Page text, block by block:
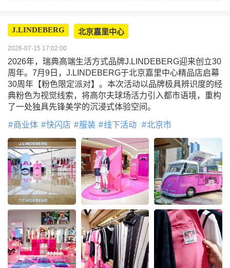
J.LINDEBERG 北京嘉里中心
2026-07-15 17:02:00
2026年，瑞典高端生活方式品牌J.LINDEBERG迎来创立30
周年。7月9日，J.LINDEBERG于北京嘉里中心精品店启幕
30周年【粉色限定派对】。本次活动以品牌极具辨识度的经
典粉色为视觉线索，将高尔夫球场活力引入都市语境，重构
了一处独具先锋美学的沉浸式体验空间。
商业体 快闪店 服装 线下活动 北京市